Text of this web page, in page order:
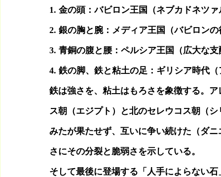
1. 金の頭：バビロン王国（ネブカドネツ
2. 銀の胸と腕：メディア王国（バビロン
3. 青銅の腹と腰：ペルシア王国（広大な支
4. 鉄の脚、鉄と粘土の足：ギリシア時代
鉄は強さを、粘土はもろさを象徴する。
ス朝（エジプト）と北のセレウコス朝（
みたが果たせず、互いに争い続けた（ダ
さにその分裂と脆弱さを示している。
そして最後に登場する「人手によらない